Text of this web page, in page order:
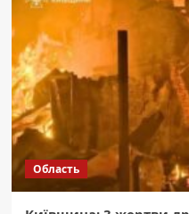
Область